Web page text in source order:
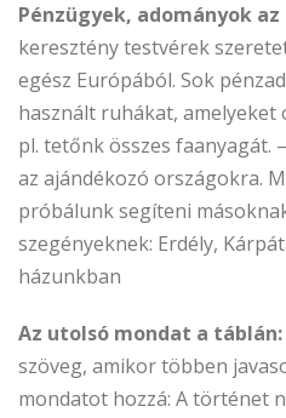
Pénzügyek, adományok
keresztény testvérek
egész Európából. Sok
használt ruhákat, amelyeket
pl. tetőnk összes faanyagát.
az ajándékozó országokra.
próbálunk segíteni
szegényeknek: Erdély,
házunkban
Az utolsó mondat a táblán:
szöveg, amikor többen
mondatot hozzá: A történet